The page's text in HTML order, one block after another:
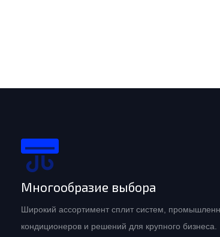
Многообразие выбора
Широкий ассортимент сплит систем,
кондиционеров и решений для крупного бизнеса.